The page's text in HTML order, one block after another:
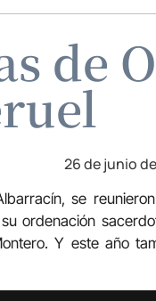
de
26 de junio
se
ordenación
Y este año